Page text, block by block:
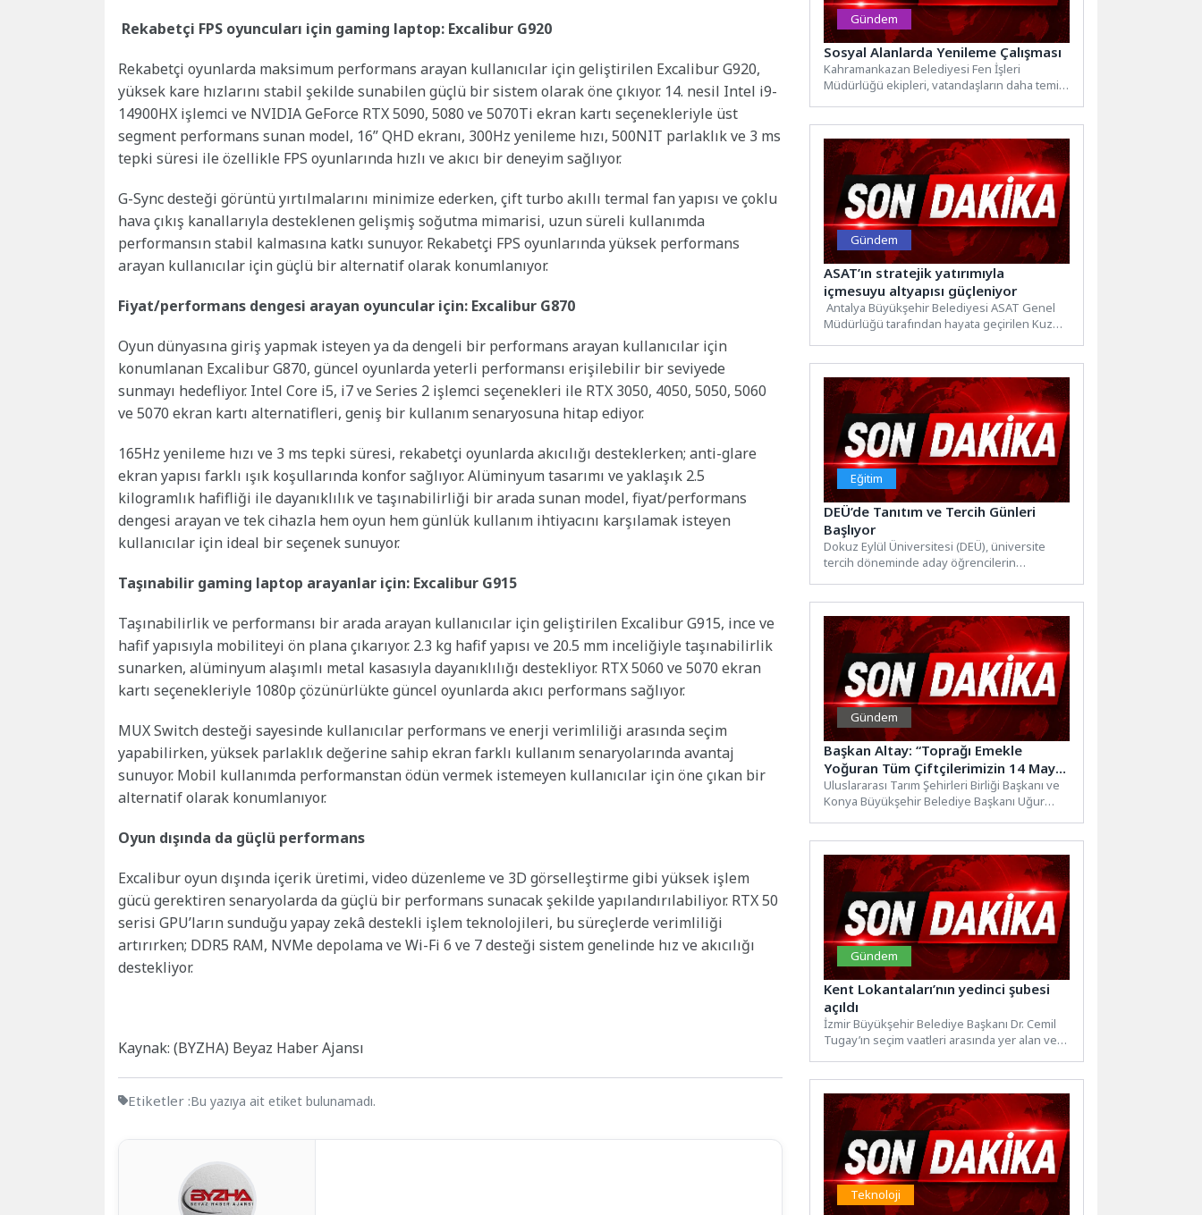
Rekabetçi FPS oyuncuları için gaming laptop: Excalibur G920
Rekabetçi oyunlarda maksimum performans arayan kullanıcılar için geliştirilen Excalibur G920,
yüksek kare hızlarını stabil şekilde sunabilen güçlü bir sistem olarak öne çıkıyor. 14. nesil Intel i9-
14900HX işlemci ve NVIDIA GeForce RTX 5090, 5080 ve 5070Ti ekran kartı seçenekleriyle üst
segment performans sunan model, 16” QHD ekranı, 300Hz yenileme hızı, 500NIT parlaklık ve 3 ms
tepki süresi ile özellikle FPS oyunlarında hızlı ve akıcı bir deneyim sağlıyor.
G-Sync desteği görüntü yırtılmalarını minimize ederken, çift turbo akıllı termal fan yapısı ve çoklu
hava çıkış kanallarıyla desteklenen gelişmiş soğutma mimarisi, uzun süreli kullanımda
performansın stabil kalmasına katkı sunuyor. Rekabetçi FPS oyunlarında yüksek performans
arayan kullanıcılar için güçlü bir alternatif olarak konumlanıyor.
Fiyat/performans dengesi arayan oyuncular için: Excalibur G870
Oyun dünyasına giriş yapmak isteyen ya da dengeli bir performans arayan kullanıcılar için
konumlanan Excalibur G870, güncel oyunlarda yeterli performansı erişilebilir bir seviyede
sunmayı hedefliyor. Intel Core i5, i7 ve Series 2 işlemci seçenekleri ile RTX 3050, 4050, 5050, 5060
ve 5070 ekran kartı alternatifleri, geniş bir kullanım senaryosuna hitap ediyor.
165Hz yenileme hızı ve 3 ms tepki süresi, rekabetçi oyunlarda akıcılığı desteklerken; anti-glare
ekran yapısı farklı ışık koşullarında konfor sağlıyor. Alüminyum tasarımı ve yaklaşık 2.5
kilogramlık hafifliği ile dayanıklılık ve taşınabilirliği bir arada sunan model, fiyat/performans
dengesi arayan ve tek cihazla hem oyun hem günlük kullanım ihtiyacını karşılamak isteyen
kullanıcılar için ideal bir seçenek sunuyor.
Taşınabilir gaming laptop arayanlar için: Excalibur G915
Taşınabilirlik ve performansı bir arada arayan kullanıcılar için geliştirilen Excalibur G915, ince ve
hafif yapısıyla mobiliteyi ön plana çıkarıyor. 2.3 kg hafif yapısı ve 20.5 mm inceliğiyle taşınabilirlik
sunarken, alüminyum alaşımlı metal kasasıyla dayanıklılığı destekliyor. RTX 5060 ve 5070 ekran
kartı seçenekleriyle 1080p çözünürlükte güncel oyunlarda akıcı performans sağlıyor.
MUX Switch desteği sayesinde kullanıcılar performans ve enerji verimliliği arasında seçim
yapabilirken, yüksek parlaklık değerine sahip ekran farklı kullanım senaryolarında avantaj
sunuyor. Mobil kullanımda performanstan ödün vermek istemeyen kullanıcılar için öne çıkan bir
alternatif olarak konumlanıyor.
Oyun dışında da güçlü performans
Excalibur oyun dışında içerik üretimi, video düzenleme ve 3D görselleştirme gibi yüksek işlem
gücü gerektiren senaryolarda da güçlü bir performans sunacak şekilde yapılandırılabiliyor. RTX 50
serisi GPU’ların sunduğu yapay zekâ destekli işlem teknolojileri, bu süreçlerde verimliliği
artırırken; DDR5 RAM, NVMe depolama ve Wi-Fi 6 ve 7 desteği sistem genelinde hız ve akıcılığı
destekliyor.
Kaynak: (BYZHA) Beyaz Haber Ajansı
Etiketler :Bu yazıya ait etiket bulunamadı.
Gündem
Sosyal Alanlarda Yenileme Çalışması
Kahramankazan Belediyesi Fen İşleri
Müdürlüğü ekipleri, vatandaşların daha temiz,
Gündem
ASAT’ın stratejik yatırımıyla
içmesuyu altyapısı güçleniyor
Antalya Büyükşehir Belediyesi ASAT Genel
Müdürlüğü tarafından hayata geçirilen Kuzey
Eğitim
DEÜ’de Tanıtım ve Tercih Günleri
Başlıyor
Dokuz Eylül Üniversitesi (DEÜ), üniversite
tercih döneminde aday öğrencilerin
Gündem
Başkan Altay: “Toprağı Emekle
Yoğuran Tüm Çiftçilerimizin 14 Mayıs
Dünya Çiftçiler Günü’nü Kutluyorum”
Uluslararası Tarım Şehirleri Birliği Başkanı ve
Konya Büyükşehir Belediye Başkanı Uğur
Gündem
Kent Lokantaları’nın yedinci şubesi
açıldı
İzmir Büyükşehir Belediye Başkanı Dr. Cemil
Tugay’ın seçim vaatleri arasında yer alan ve
Teknoloji